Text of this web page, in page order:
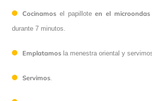
Cocinamos el papilloteen el microondas
durante 7 minutos.
Emplatamos la menestra oriental y
Servimos